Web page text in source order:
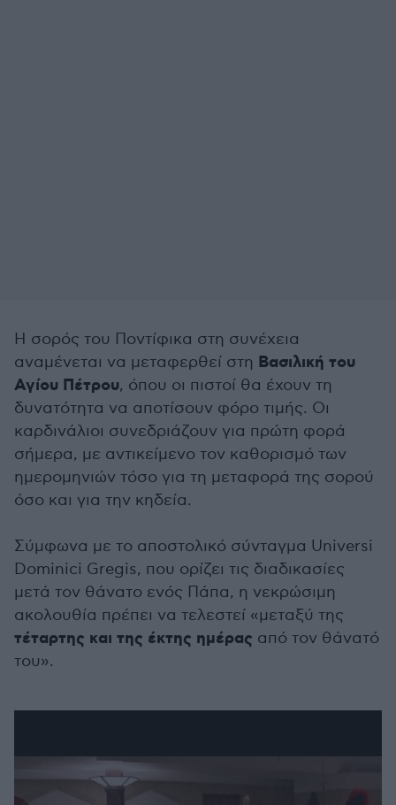
Η σορός του Ποντίφικα στη συνέχεια
αναμένεται να μεταφερθεί στη Βασιλική του
Αγίου Πέτρου, όπου οι πιστοί θα έχουν τη
δυνατότητα να αποτίσουν φόρο τιμής. Οι
καρδινάλιοι συνεδριάζουν για πρώτη φορά
σήμερα, με αντικείμενο τον καθορισμό των
ημερομηνιών τόσο για τη μεταφορά της σορού
όσο και για την κηδεία.
Σύμφωνα με το αποστολικό σύνταγμα Universi
Dominici Gregis, που ορίζει τις διαδικασίες
μετά τον θάνατο ενός Πάπα, η νεκρώσιμη
ακολουθία πρέπει να τελεστεί «μεταξύ της
τέταρτης και της έκτης ημέρας από τον θάνατό
του».